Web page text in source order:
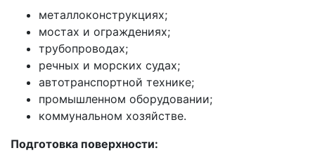
металлоконструкциях;
мостах и ограждениях;
трубопроводах;
речных и морских судах;
автотранспортной технике;
промышленном оборудовании;
коммунальном хозяйстве.
Подготовка поверхности: